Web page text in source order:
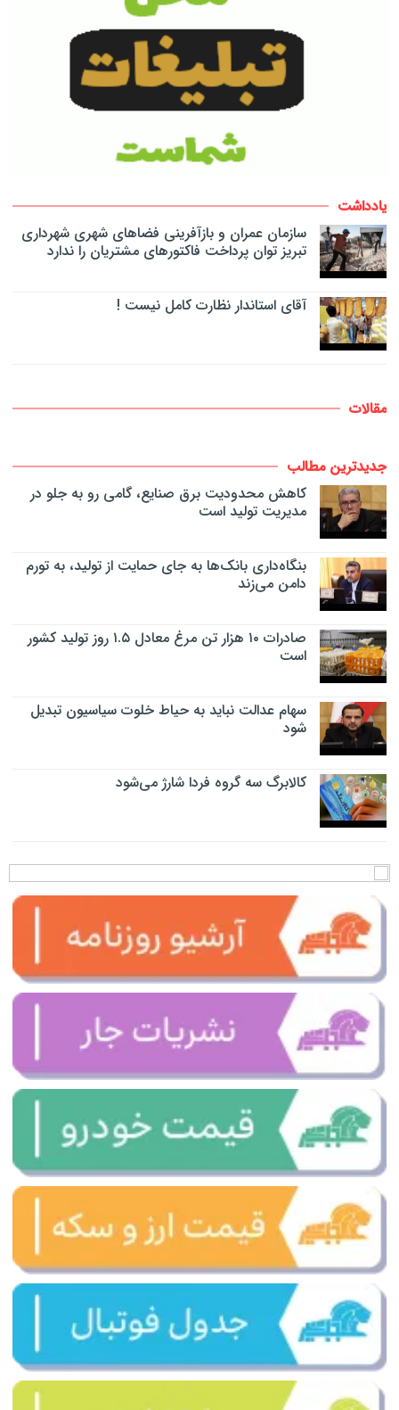
یادداشت
سازمان عمران و بازآفرینی فضاهای شهری شهرداری
تبریز توان پرداخت فاکتورهای مشتریان را ندارد
آقای استاندار نظارت کامل نیست !
مقالات
جدیدترین مطالب
کاهش محدودیت برق صنایع، گامی رو به جلو در
مدیریت تولید است
بنگاه‌داری بانک‌ها به جای حمایت از تولید، به تورم
دامن می‌زند
صادرات ۱۰ هزار تن مرغ معادل ۱.۵ روز تولید کشور
است
سهام عدالت نباید به حیاط خلوت سیاسیون تبدیل
شود
کالابرگ سه گروه فردا شارژ می‌شود